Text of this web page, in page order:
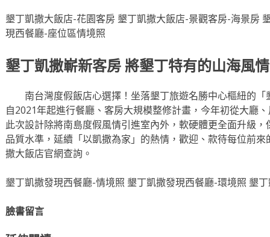
墾丁凱撒大飯店-花園客房 墾丁凱撒大飯店-景觀客房-海景房
現西餐廳-座位區情境照
墾丁凱撒嶄新客房 將墾丁特有的山海風
南台灣度假飯店心選擇！坐落墾丁旅遊名勝中心樞紐的「
自2021年起進行餐廳、客房大規模整修計畫，今年初從大廳
此次設計除將南島度假風情引進室內外，軟硬體更全面升級
品質水準，延續「以凱撒為家」的熱情，歡迎、款待每位前
撒大飯店官網查詢。
墾丁凱撒發現西餐廳-情境照 墾丁凱撒發現西餐廳-環境照 墾
臉書留言